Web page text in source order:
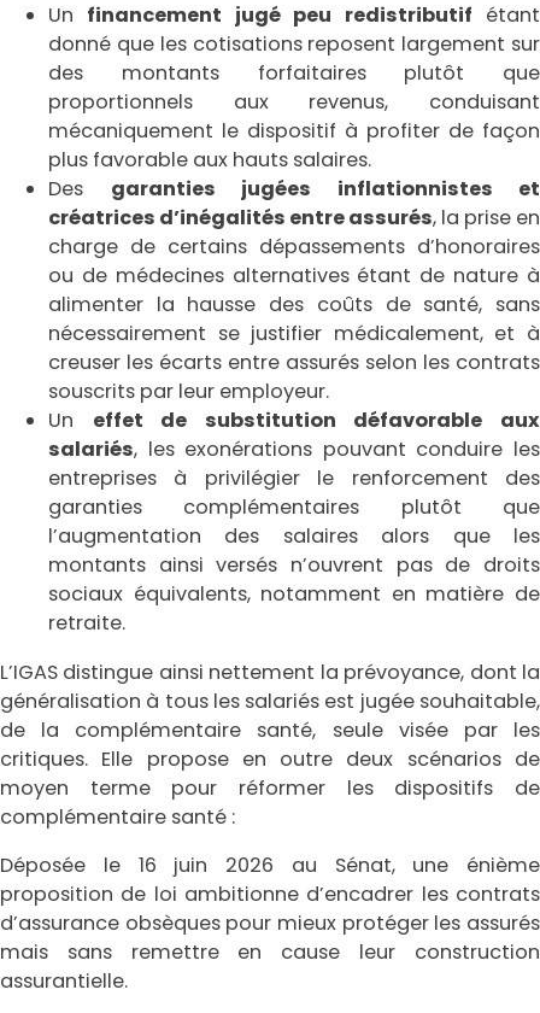
Un financement jugé peu redistributif étant
donné que les cotisations reposent largement sur
des montants forfaitaires plutôt que
proportionnels aux revenus, conduisant
mécaniquement le dispositif à profiter de façon
plus favorable aux hauts salaires.
Des garanties jugées inflationnistes et
créatrices d’inégalités entre assurés, la prise en
charge de certains dépassements d’honoraires
ou de médecines alternatives étant de nature à
alimenter la hausse des coûts de santé, sans
nécessairement se justifier médicalement, et à
creuser les écarts entre assurés selon les contrats
souscrits par leur employeur.
Un effet de substitution défavorable aux
salariés, les exonérations pouvant conduire les
entreprises à privilégier le renforcement des
garanties complémentaires plutôt que
l’augmentation des salaires alors que les
montants ainsi versés n’ouvrent pas de droits
sociaux équivalents, notamment en matière de
retraite.
L’IGAS distingue ainsi nettement la prévoyance, dont la
généralisation à tous les salariés est jugée souhaitable,
de la complémentaire santé, seule visée par les
critiques. Elle propose en outre deux scénarios de
moyen terme pour réformer les dispositifs de
complémentaire santé :
Déposée le 16 juin 2026 au Sénat, une énième
proposition de loi ambitionne d’encadrer les contrats
d’assurance obsèques pour mieux protéger les assurés
mais sans remettre en cause leur construction
assurantielle.